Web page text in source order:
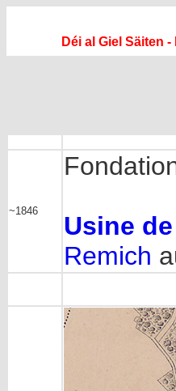
Déi al Giel Säiten
~1846
Usine
Remich